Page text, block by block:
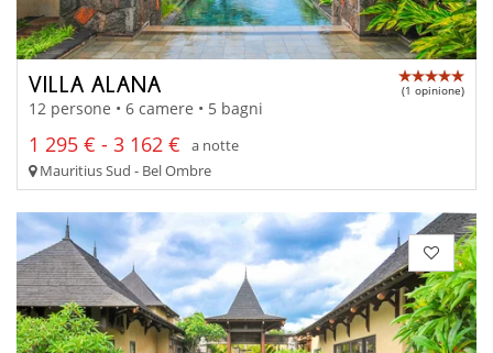
VILLA ALANA (1 opinione)
12 persone • 6 camere • 5 bagni
1 295 € - 3 162 €
a notte
Mauritius Sud - Bel Ombre